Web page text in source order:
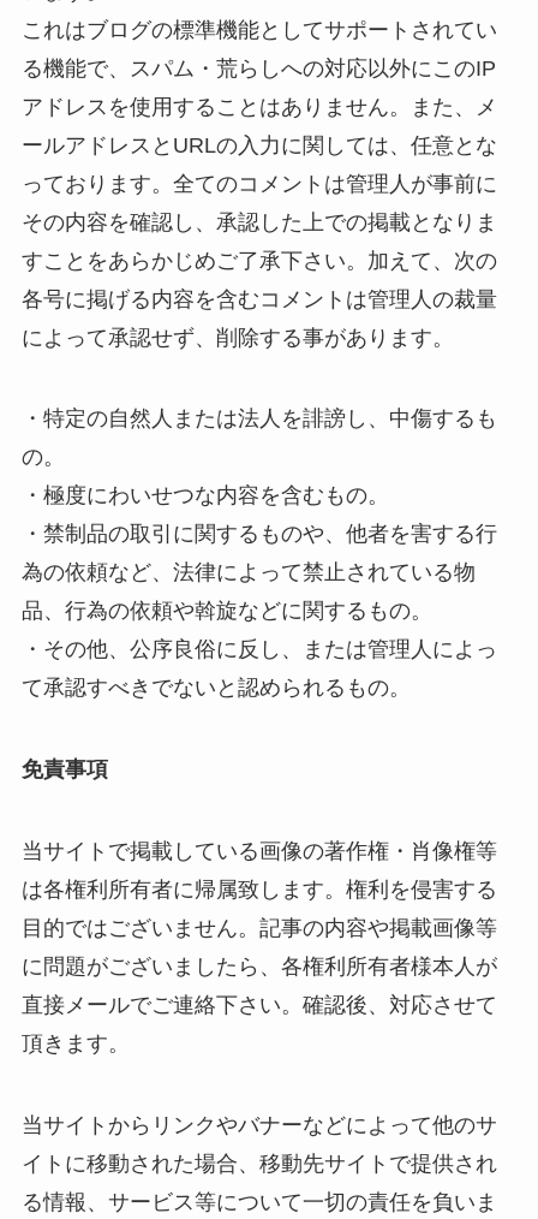
これはブログの標準機能としてサポートされてい
る機能で、スパム・荒らしへの対応以外にこのIP
アドレスを使用することはありません。また、メ
ールアドレスとURLの入力に関しては、任意とな
っております。全てのコメントは管理人が事前に
その内容を確認し、承認した上での掲載となりま
すことをあらかじめご了承下さい。加えて、次の
各号に掲げる内容を含むコメントは管理人の裁量
によって承認せず、削除する事があります。
・特定の自然人または法人を誹謗し、中傷するも
の。
・極度にわいせつな内容を含むもの。
・禁制品の取引に関するものや、他者を害する行
為の依頼など、法律によって禁止されている物
品、行為の依頼や斡旋などに関するもの。
・その他、公序良俗に反し、または管理人によっ
て承認すべきでないと認められるもの。
免責事項
当サイトで掲載している画像の著作権・肖像権等
は各権利所有者に帰属致します。権利を侵害する
目的ではございません。記事の内容や掲載画像等
に問題がございましたら、各権利所有者様本人が
直接メールでご連絡下さい。確認後、対応させて
頂きます。
当サイトからリンクやバナーなどによって他のサ
イトに移動された場合、移動先サイトで提供され
る情報、サービス等について一切の責任を負いま